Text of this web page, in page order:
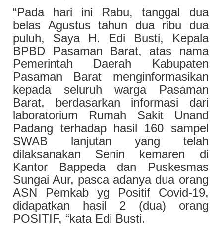
“Pada hari ini Rabu, tanggal dua
belas Agustus tahun dua ribu dua
puluh, Saya H. Edi Busti, Kepala
BPBD Pasaman Barat, atas nama
Pemerintah Daerah Kabupaten
Pasaman Barat menginformasikan
kepada seluruh warga Pasaman
Barat, berdasarkan informasi dari
laboratorium Rumah Sakit Unand
Padang terhadap hasil 160 sampel
SWAB lanjutan yang telah
dilaksanakan Senin kemaren di
Kantor Bappeda dan Puskesmas
Sungai Aur, pasca adanya dua orang
ASN Pemkab yg Positif Covid-19,
didapatkan hasil 2 (dua) orang
POSITIF, “kata Edi Busti.